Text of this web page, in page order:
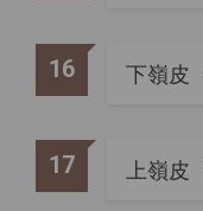
16 下嶺皮
17 上嶺皮